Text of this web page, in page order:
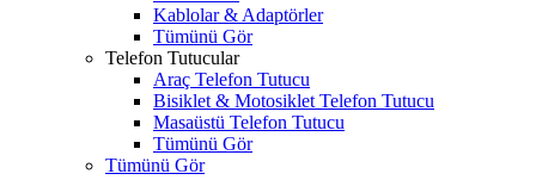
Kablolar & Adaptörler
Tümünü Gör
Telefon Tutucular
Araç Telefon Tutucu
Bisiklet & Motosiklet Telefon Tutucu
Masaüstü Telefon Tutucu
Tümünü Gör
Tümünü Gör